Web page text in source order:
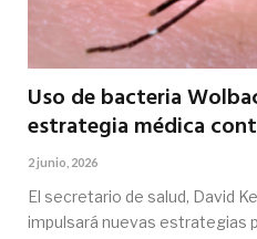
Uso de bacteria
estrategia médica
2 junio, 2026
El secretario de salud, David
impulsará nuevas estrategias